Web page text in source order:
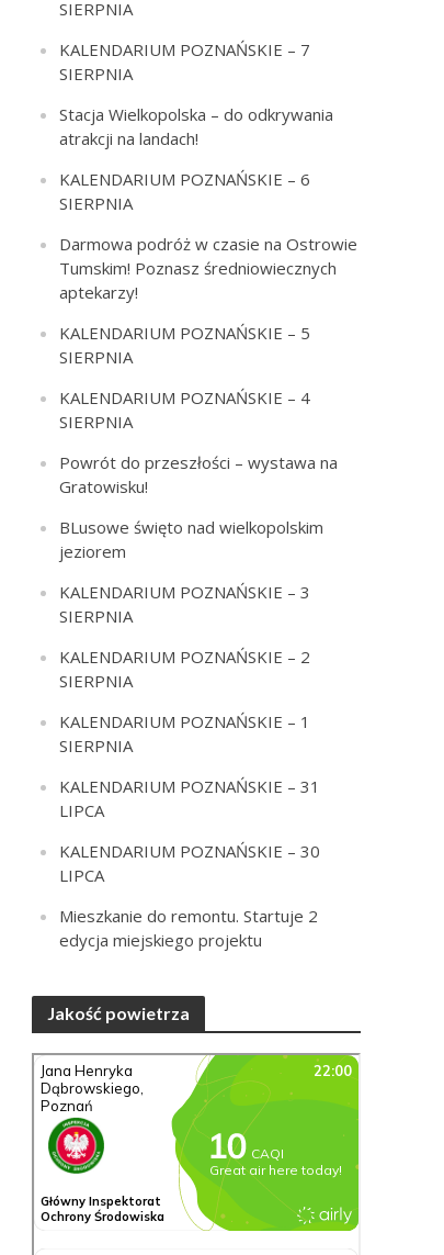
SIERPNIA
KALENDARIUM POZNAŃSKIE – 7
SIERPNIA
Stacja Wielkopolska – do odkrywania
atrakcji na landach!
KALENDARIUM POZNAŃSKIE – 6
SIERPNIA
Darmowa podróż w czasie na Ostrowie
Tumskim! Poznasz średniowiecznych
aptekarzy!
KALENDARIUM POZNAŃSKIE – 5
SIERPNIA
KALENDARIUM POZNAŃSKIE – 4
SIERPNIA
Powrót do przeszłości – wystawa na
Gratowisku!
BLusowe święto nad wielkopolskim
jeziorem
KALENDARIUM POZNAŃSKIE – 3
SIERPNIA
KALENDARIUM POZNAŃSKIE – 2
SIERPNIA
KALENDARIUM POZNAŃSKIE – 1
SIERPNIA
KALENDARIUM POZNAŃSKIE – 31
LIPCA
KALENDARIUM POZNAŃSKIE – 30
LIPCA
Mieszkanie do remontu. Startuje 2
edycja miejskiego projektu
Jakość powietrza